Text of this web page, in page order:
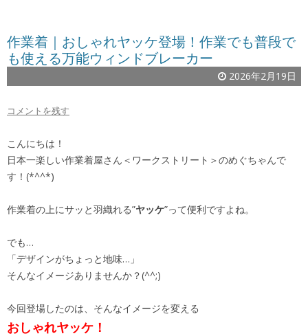
作業着｜おしゃれヤッケ登場！作業でも普段で
も使える万能ウィンドブレーカー
2026年2月19日
コメントを残す
こんにちは！
日本一楽しい作業着屋さん＜ワークストリート＞のめぐちゃんで
す！(*^^*)
作業着の上にサッと羽織れる”ヤッケ”って便利ですよね。
でも…
「デザインがちょっと地味…」
そんなイメージありませんか？(^^;)
今回登場したのは、そんなイメージを変える
おしゃれヤッケ！